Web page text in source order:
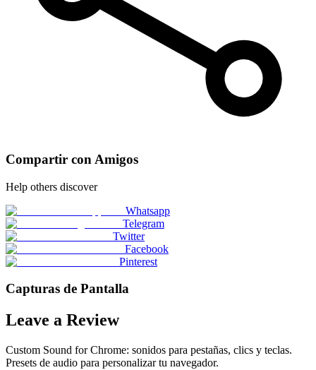
Compartir con Amigos
Help others discover
Whatsapp
Telegram
Twitter
Facebook
Pinterest
Capturas de Pantalla
Leave a Review
Custom Sound for Chrome: sonidos para pestañas, clics y teclas.
Presets de audio para personalizar tu navegador.